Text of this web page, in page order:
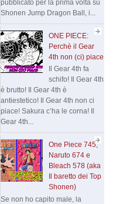
pubblicato per la prima volta su
Shonen Jump Dragon Ball, i...
ONE PIECE:
Perchè il Gear
4th non (ci) piace
Il Gear 4th fa
schifo! Il Gear 4th
è brutto! Il Gear 4th è
antiestetico! Il Gear 4th non ci
piace! Sakura c’ha le corna! Il
Gear 4th...
One Piece 745,
Naruto 674 e
Bleach 578 (aka
Il baretto dei Top
Shonen)
Se non ho capito male, la